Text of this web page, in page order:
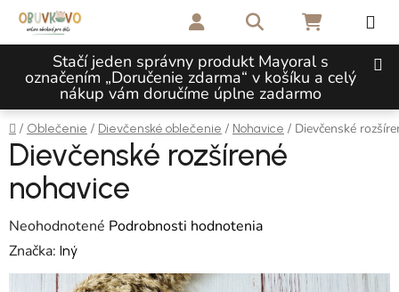
Prejsť na obsah
Stačí jeden správny produkt Mayoral s
označením „Doručenie zdarma“ v košíku a celý
nákup vám doručíme úplne zadarmo
Hľadať NÁKUPNÝ
Domov
/ Oblečenie / Dievčenské oblečenie / Nohavice / Dievčenské
Dievčenské rozšírené
nohavice
Priemerné hodnotenie produktu je 0,0 z 5 hviezdičiek.
Neohodnotené Podrobnosti hodnotenia
Značka: Iný